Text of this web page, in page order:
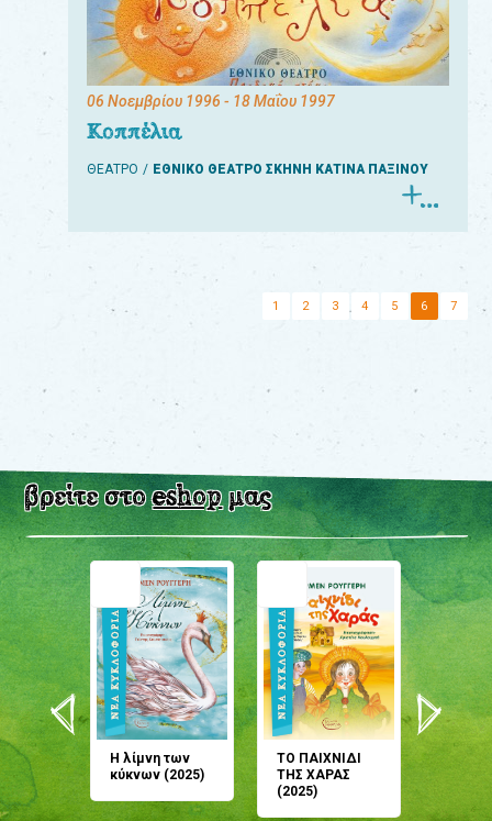
06 Νοεμβρίου 1996 - 18 Μαΐου 1997
Κοππέλια
ΘΕΑΤΡΟ ΕΘΝΙΚΟ ΘΕΑΤΡΟ ΣΚΗΝΗ ΚΑΤΙΝΑ ΠΑΞΙΝΟΥ
1 2 3 4 5 6 7
βρείτε στοeshopμας
Η λίμνη των
κύκνων (2025)
ΤΟ ΠΑΙΧΝΙΔΙ
ΤΗΣ ΧΑΡΑΣ
(2025)
μου;